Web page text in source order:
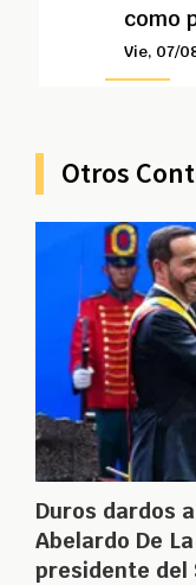
como
Vie, 07/
Otros
Duros dardos
Abelardo De
presidente del